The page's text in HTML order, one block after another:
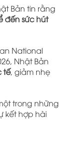
Bản tin rằng
đến sức hút
National
Nhật Bản
tế, giảm nhẹ
trong những
kết hợp hài